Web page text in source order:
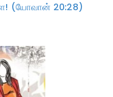
(யோவான் 20:28)